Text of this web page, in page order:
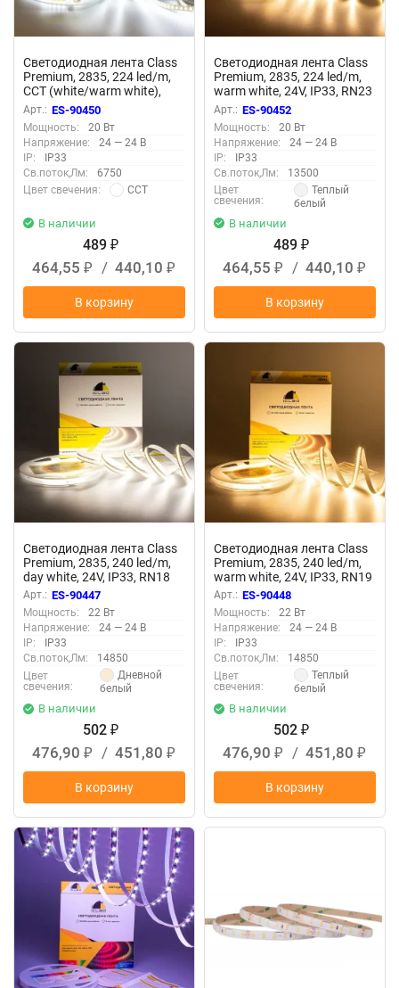
Светодиодная лента Class
Premium, 2835, 224 led/m,
CCT (white/warm white),
24V, IP33, RN21
Арт.: ES-90450
Мощность:
20 Вт
Напряжение:
24 — 24 В
IP:
IP33
Св.поток,Лм:
6750
Цвет свечения:
CCT
В наличии
489 ₽
464,55 ₽ / 440,10 ₽
В корзину
Светодиодная лента Class
Premium, 2835, 224 led/m,
warm white, 24V, IP33, RN23
Арт.: ES-90452
Мощность:
20 Вт
Напряжение:
24 — 24 В
IP:
IP33
Св.поток,Лм:
13500
Цвет
свечения:
Теплый
белый
В наличии
489 ₽
464,55 ₽ / 440,10 ₽
В корзину
Светодиодная лента Class
Premium, 2835, 240 led/m,
day white, 24V, IP33, RN18
Арт.: ES-90447
Мощность:
22 Вт
Напряжение:
24 — 24 В
IP:
IP33
Св.поток,Лм:
14850
Цвет
свечения:
Дневной
белый
В наличии
502 ₽
476,90 ₽ / 451,80 ₽
В корзину
Светодиодная лента Class
Premium, 2835, 240 led/m,
warm white, 24V, IP33, RN19
Арт.: ES-90448
Мощность:
22 Вт
Напряжение:
24 — 24 В
IP:
IP33
Св.поток,Лм:
14850
Цвет
свечения:
Теплый
белый
В наличии
502 ₽
476,90 ₽ / 451,80 ₽
В корзину